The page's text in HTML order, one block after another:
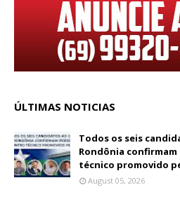
ÚLTIMAS NOTICIAS
Todos os seis
Rondônia
técnico promovido
August 05, 2026